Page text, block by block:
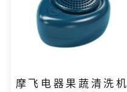
摩飞电器果蔬清洗机